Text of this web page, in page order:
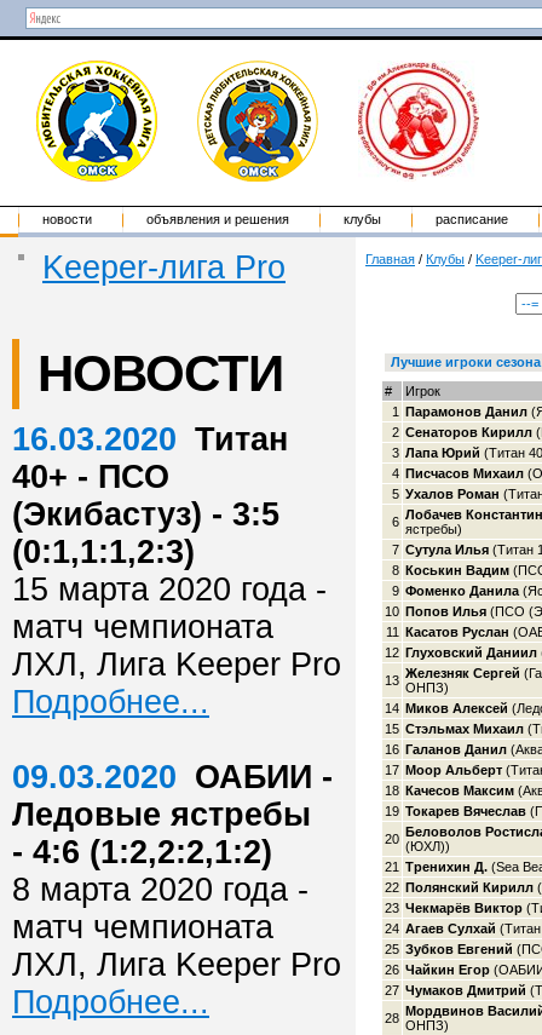
новости объявления и решения клубы расписание
Keeper-лига Pro
НОВОСТИ
16.03.2020 Титан
40+ - ПСО
(Экибастуз) - 3:5
(0:1,1:1,2:3)
15 марта 2020 года -
матч чемпионата
ЛХЛ, Лига Keeper Pro
Подробнее...
09.03.2020 ОАБИИ -
Ледовые ястребы
- 4:6 (1:2,2:2,1:2)
8 марта 2020 года -
матч чемпионата
ЛХЛ, Лига Keeper Pro
Подробнее...
Главная / Клубы / Keeper-
Лучшие игроки сезона
#
Игрок
1 Парамонов Данил
2 Сенаторов Кирилл
3 Лапа Юрий (Титан
4 Писчасов Михаил
5 Ухалов Роман
6 Лобачев Константин
ястребы)
7 Сутула Илья (Титан
8 Коськин Вадим
9 Фоменко Данила
10 Попов Илья (ПСО
11 Касатов Руслан
12 Глуховский Даниил
13 Железняк Сергей
ОНПЗ)
14 Миков Алексей
15 Стэльмах Михаил
16 Галанов Данил
17 Моор Альберт
18 Качесов Максим
19 Токарев Вячеслав
20 Беловолов
(ЮХЛ))
21 Тренихин Д. (Sea
22 Полянский Кирилл
23 Чекмарёв Виктор
24 Агаев Сулхай
25 Зубков Евгений
26 Чайкин Егор
27 Чумаков Дмитрий
28 Мордвинов
ОНПЗ)